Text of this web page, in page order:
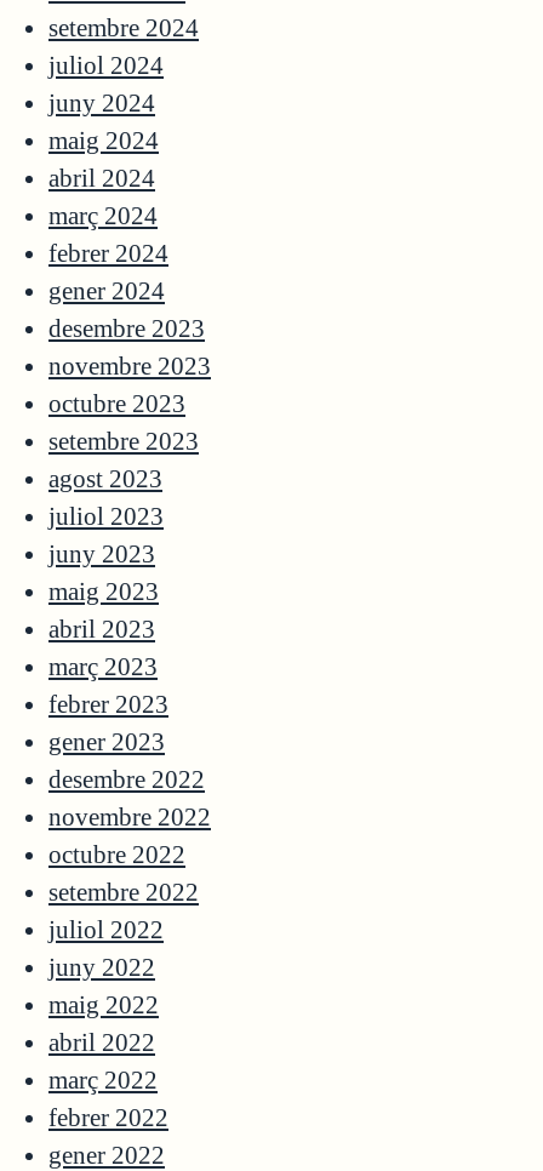
setembre 2024
juliol 2024
juny 2024
maig 2024
abril 2024
març 2024
febrer 2024
gener 2024
desembre 2023
novembre 2023
octubre 2023
setembre 2023
agost 2023
juliol 2023
juny 2023
maig 2023
abril 2023
març 2023
febrer 2023
gener 2023
desembre 2022
novembre 2022
octubre 2022
setembre 2022
juliol 2022
juny 2022
maig 2022
abril 2022
març 2022
febrer 2022
gener 2022